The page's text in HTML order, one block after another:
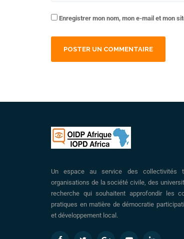
Enregistrer mon nom, mon e-mail et mon
Un espace au service des collectivités
organisations de la société civile, des
recherche qui souhaitent approfondir les
pratiques en matière de démocratie
et développement local.